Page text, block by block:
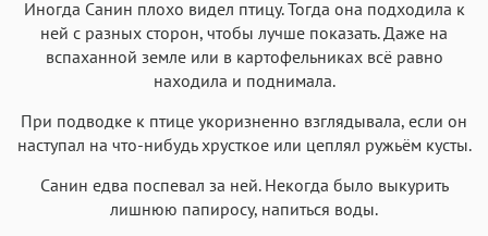
Иногда Санин плохо видел птицу. Тогда она подходила к
ней с разных сторон, чтобы лучше показать. Даже на
вспаханной земле или в картофельниках всё равно
находила и поднимала.
При подводке к птице укоризненно взглядывала, если он
наступал на что-нибудь хрусткое или цеплял ружьём кусты.
Санин едва поспевал за ней. Некогда было выкурить
лишнюю папиросу, напиться воды.